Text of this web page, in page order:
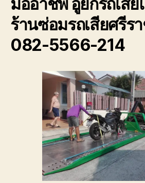
ร้านซ่อมรถเสียศรีร
082-5566-214